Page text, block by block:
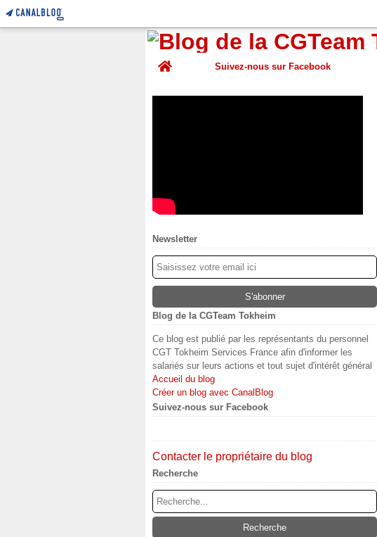
Home
Suivez-nous sur Facebook
Newsletter
Blog de la CGTeam Tokheim
Ce blog est publié par les représentants du personnel
CGT Tokheim Services France afin d'informer les
salariés sur leurs actions et tout sujet d'intérêt général
Accueil du blog
Créer un blog avec CanalBlog
Suivez-nous sur Facebook
Contacter le propriétaire du blog
Recherche